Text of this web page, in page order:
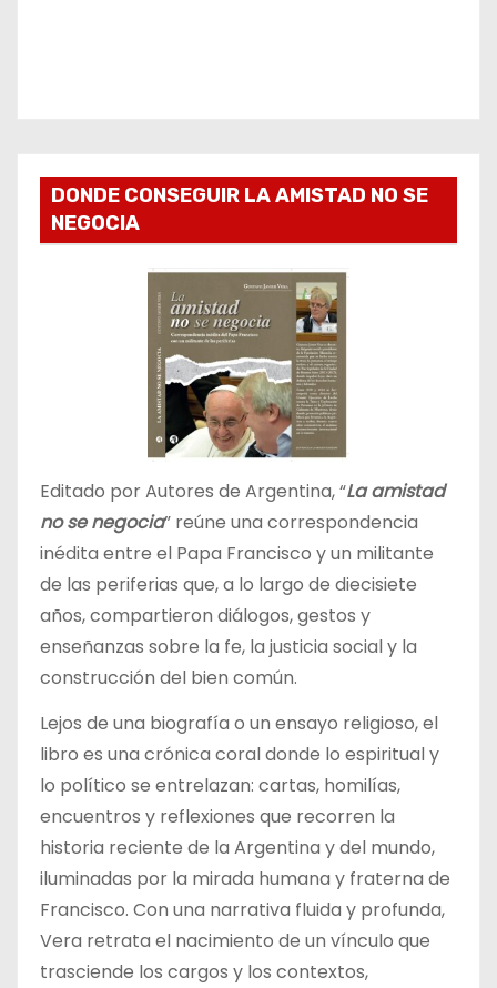
DONDE CONSEGUIR LA AMISTAD NO SE
NEGOCIA
Editado por Autores de Argentina, “La amistad
no se negocia” reúne una correspondencia
inédita entre el Papa Francisco y un militante
de las periferias que, a lo largo de diecisiete
años, compartieron diálogos, gestos y
enseñanzas sobre la fe, la justicia social y la
construcción del bien común.
Lejos de una biografía o un ensayo religioso, el
libro es una crónica coral donde lo espiritual y
lo político se entrelazan: cartas, homilías,
encuentros y reflexiones que recorren la
historia reciente de la Argentina y del mundo,
iluminadas por la mirada humana y fraterna de
Francisco. Con una narrativa fluida y profunda,
Vera retrata el nacimiento de un vínculo que
trasciende los cargos y los contextos,